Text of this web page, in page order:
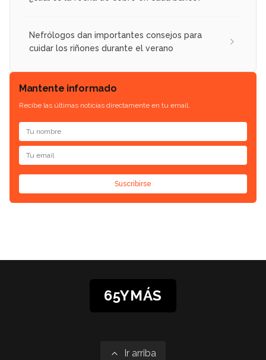
Nefrólogos dan importantes consejos para
cuidar los riñones durante el verano
Mantente informado
Recibe las últimas noticias directamente en tu email.
Suscribirse
65YMÁS
Ir arriba